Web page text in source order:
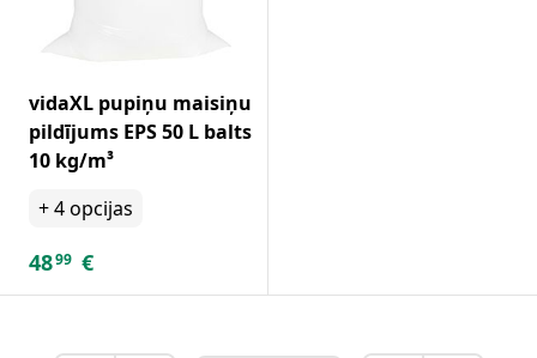
vidaXL pupiņu maisiņu
pildījums EPS 50 L balts
10 kg/m³
+4opcijas
4899 €